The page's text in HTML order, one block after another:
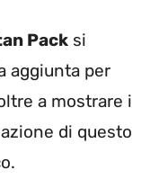
Pack si
aggiunta per
a mostrare i
di questo